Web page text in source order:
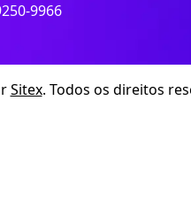
9966
Sitex. Todos os direitos